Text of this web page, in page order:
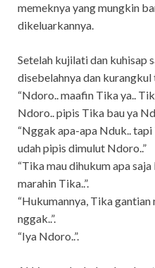
memeknya yang mungkin
dikeluarkannya.
Setelah kujilati dan kuhisap
disebelahnya dan kurangkul
“Ndoro.. maafin Tika ya..
Ndoro.. pipis Tika bau ya
“Nggak apa-apa Nduk..
udah pipis dimulut Ndoro..”
“Tika mau dihukum apa
marahin Tika..”.
“Hukumannya, Tika
nggak..”.
“Iya Ndoro..”.